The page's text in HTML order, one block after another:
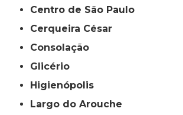
Centro de São Paulo
Cerqueira César
Consolação
Glicério
Higienópolis
Largo do Arouche